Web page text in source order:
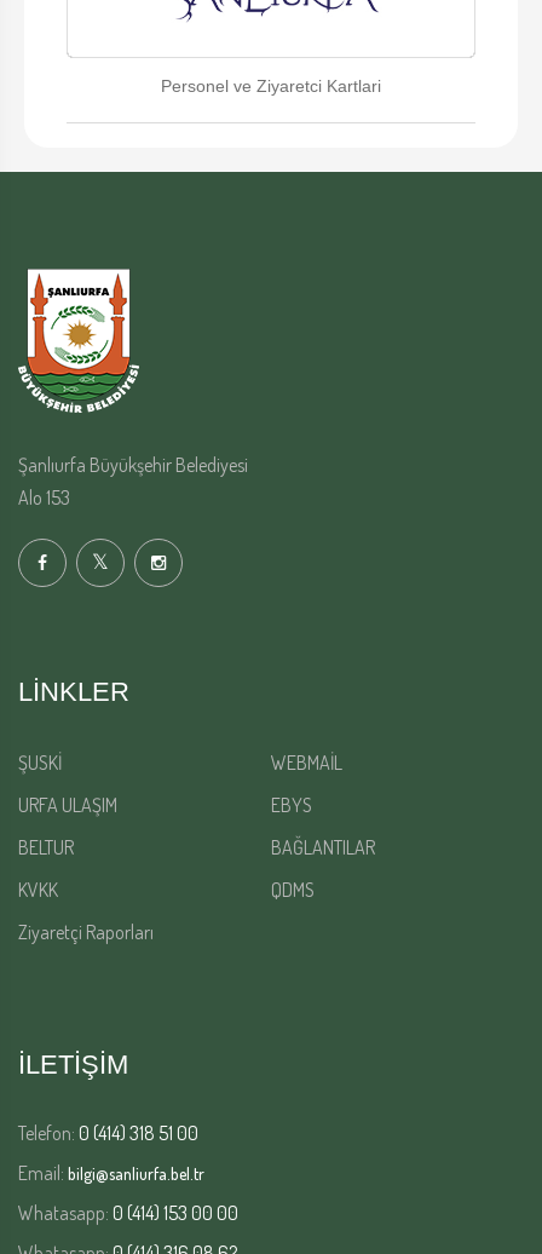
Personel ve Ziyaretci Kartlari
Şanlıurfa Büyükşehir Belediyesi
Alo 153
LINKLER
ŞUSKİ
WEBMAİL
URFA ULAŞIM
EBYS
BELTUR
BAĞLANTILAR
KVKK
QDMS
Ziyaretçi Raporları
İLETİŞİM
Telefon: 0 (414) 318 51 00
Email: bilgi@sanliurfa.bel.tr
Whatasapp: 0 (414) 153 00 00